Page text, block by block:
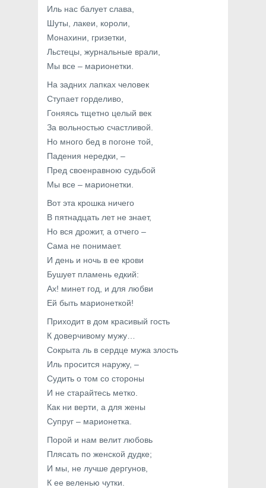
Иль нас балует слава,
Шуты, лакеи, короли,
Монахини, гризетки,
Льстецы, журнальные врали,
Мы все – марионетки.
На задних лапках человек
Ступает горделиво,
Гоняясь тщетно целый век
За вольностью счастливой.
Но много бед в погоне той,
Падения нередки, –
Пред своенравною судьбой
Мы все – марионетки.
Вот эта крошка ничего
В пятнадцать лет не знает,
Но вся дрожит, а отчего –
Сама не понимает.
И день и ночь в ее крови
Бушует пламень едкий:
Ах! минет год, и для любви
Ей быть марионеткой!
Приходит в дом красивый гость
К доверчивому мужу…
Сокрыта ль в сердце мужа злость
Иль просится наружу, –
Судить о том со стороны
И не старайтесь метко.
Как ни верти, а для жены
Супруг – марионетка.
Порой и нам велит любовь
Плясать по женской дудке;
И мы, не лучше дергунов,
К ее веленью чутки.